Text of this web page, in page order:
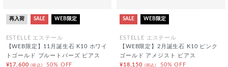
再入荷 SALE WEB限定
ESTELLE エステール
【WEB限定】11月誕生石 K10 ホワイ
トゴールド ブルートパーズ ピアス
¥17,600(税込) 50% OFF
SALE WEB限定
ESTELLE エステール
【WEB限定】2月誕生石 K10 ピンク
ゴールド アメジスト ピアス
¥18,150 (税込) 50% OFF